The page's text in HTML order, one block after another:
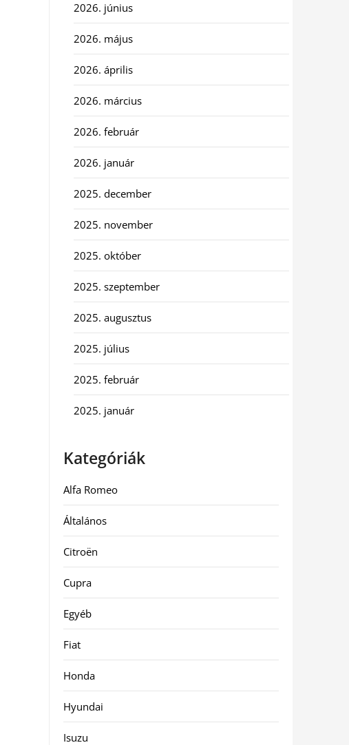
2026. június
2026. május
2026. április
2026. március
2026. február
2026. január
2025. december
2025. november
2025. október
2025. szeptember
2025. augusztus
2025. július
2025. február
2025. január
Kategóriák
Alfa Romeo
Általános
Citroën
Cupra
Egyéb
Fiat
Honda
Hyundai
Isuzu